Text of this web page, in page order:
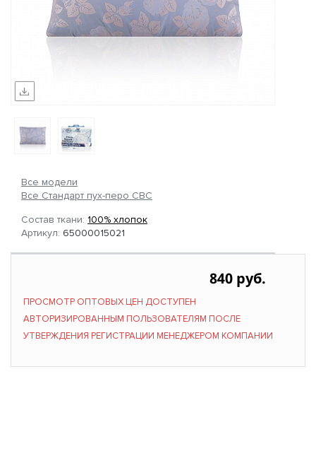
Все модели
Все Стандарт пух-перо СВС
Состав ткани: 100% хлопок
Артикул: 65000015021
840 руб.
ПРОСМОТР ОПТОВЫХ ЦЕН ДОСТУПЕН
АВТОРИЗИРОВАННЫМ ПОЛЬЗОВАТЕЛЯМ ПОСЛЕ
УТВЕРЖДЕНИЯ РЕГИСТРАЦИИ МЕНЕДЖЕРОМ КОМПАНИИ